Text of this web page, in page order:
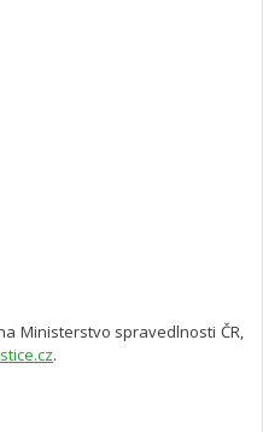
Ministerstvo spravedlnosti ČR,
.